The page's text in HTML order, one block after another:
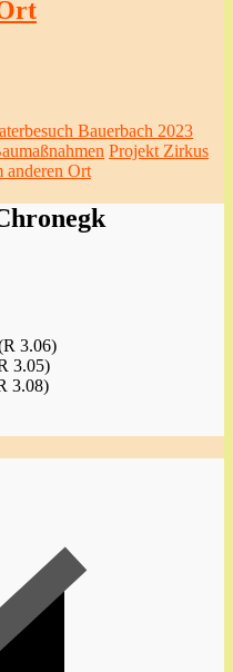
Bauerbach 2023
Projekt Zirkus
anderen Ort
3.06)
3.08)